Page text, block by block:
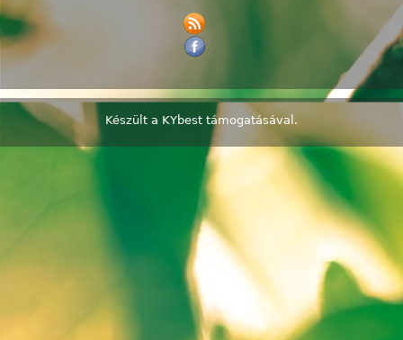
Készült a KYbest támogatásával.